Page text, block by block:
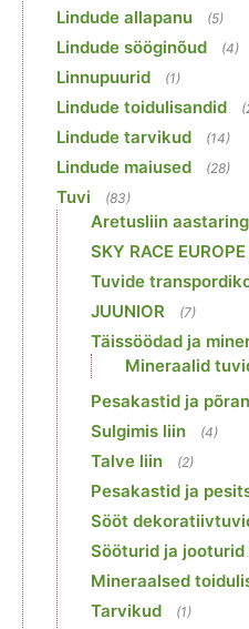
Lindude allapanu (5)
Lindude sööginõud (4)
Linnupuurid (1)
Lindude toidulisandid
Lindude tarvikud (14)
Lindude maiused (28)
Tuvi (83)
Aretusliin
SKY RACE
Tuvide
JUUNIOR (7)
Täissöödad ja
Mineraalid
Pesakastid ja
Sulgimis liin (4)
Talve liin (2)
Pesakastid ja
Sööt
Sööturid ja
Mineraalsed
Tarvikud (1)